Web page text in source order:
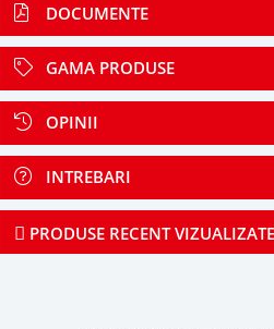
DOCUMENTE
GAMA PRODUSE
OPINII
INTREBARI
PRODUSE RECENT VIZUALIZATE